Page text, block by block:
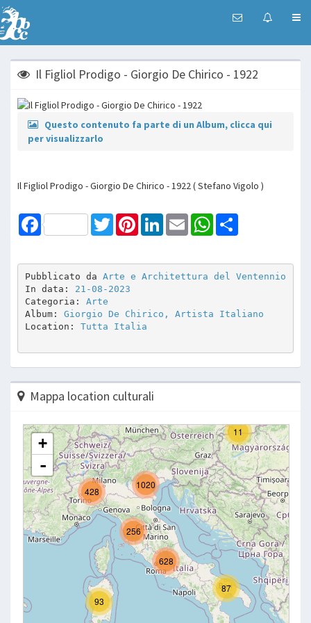
Il Figliol Prodigo - Giorgio De Chirico - 1922
Questo contenuto fa parte di un Album, clicca qui
per visualizzarlo
Il Figliol Prodigo - Giorgio De Chirico - 1922 ( Stefano Vigolo )
Facebook TwitterPinterestLinkedInEmail WhatsApp
Pubblicato da Arte e Architettura del Ventennio
In data: 21-08-2023
Categoria: Arte
Album: Giorgio De Chirico, Artista Italiano
Location: Tutta Italia
Mappa location culturali